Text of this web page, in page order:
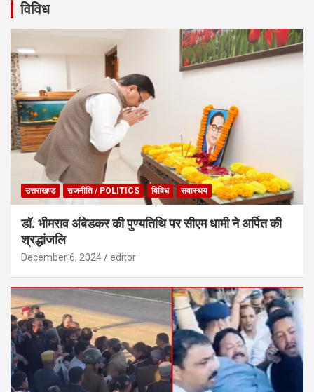
विविध
उत्तराखण्ड राजनीति / POLITICS विविध सवास्थय
डॉ. भीमराव अंबेडकर की पुण्यतिथि पर सीएम धामी ने अर्पित की
श्रद्धांजलि
December 6, 2024 editor